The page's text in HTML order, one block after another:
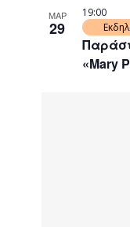
ΜΑΡ
29
«Mary
19:00